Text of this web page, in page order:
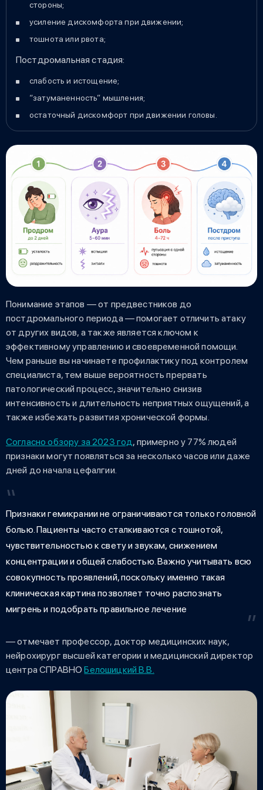
стороны;
усиление дискомфорта при движении;
тошнота или рвота;
Постдромальная стадия:
слабость и истощение;
“затуманенность” мышления;
остаточный дискомфорт при движении головы.
Понимание этапов — от предвестников до
постдромального периода — помогает отличить атаку
от других видов, а также является ключом к
эффективному управлению и своевременной помощи.
Чем раньше вы начинаете профилактику под контролем
специалиста, тем выше вероятность прервать
патологический процесс, значительно снизив
интенсивность и длительность неприятных ощущений, а
также избежать развития хронической формы.
Согласно обзору за 2023 год, примерно у 77% людей
признаки могут появляться за несколько часов или даже
дней до начала цефалгии.
Признаки гемикрании не ограничиваются только головной
болью. Пациенты часто сталкиваются с тошнотой,
чувствительностью к свету и звукам, снижением
концентрации и общей слабостью. Важно учитывать всю
совокупность проявлений, поскольку именно такая
клиническая картина позволяет точно распознать
мигрень и подобрать правильное лечение
— отмечает профессор, доктор медицинских наук,
нейрохирург высшей категории и медицинский директор
центра СПРАВНОБелошицкий В.В.